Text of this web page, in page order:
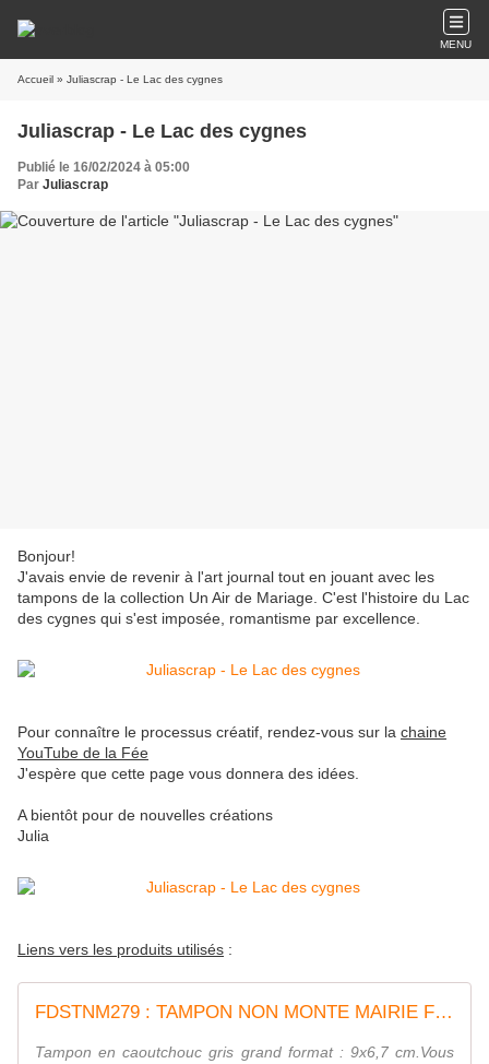
MENU
Accueil » Juliascrap - Le Lac des cygnes
Juliascrap - Le Lac des cygnes
Publié le 16/02/2024 à 05:00
Par Juliascrap
Bonjour!
J'avais envie de revenir à l'art journal tout en jouant avec les
tampons de la collection Un Air de Mariage. C'est l'histoire du Lac
des cygnes qui s'est imposée, romantisme par excellence.
Pour connaître le processus créatif, rendez-vous sur la chaine
YouTube de la Fée
J'espère que cette page vous donnera des idées.
A bientôt pour de nouvelles créations
Julia
Liens vers les produits utilisés :
FDSTNM279 : TAMPON NON MONTE MAIRIE Fée du scrap
Tampon en caoutchouc gris grand format : 9x6,7 cm.Vous